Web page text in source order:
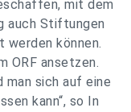
mit dem
auch Stiftungen
können.
ORF ansetzen.
sich auf eine
kann“, so In